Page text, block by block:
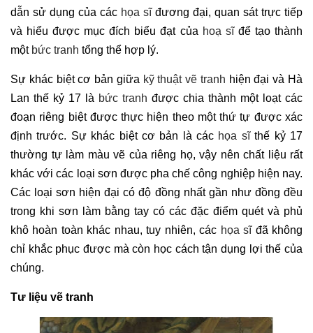
dẫn sử dụng của các họa sĩđương đại, quan sát trực tiếp
và hiểu được mục đích biểu đạt của hoạ sĩđể tạo thành
một bức tranh tổng thể hợp lý.
Sự khác biệt cơ bản giữa kỹ thuật vẽ tranh hiện đại và Hà
Lan thế kỷ 17 là bức tranh được chia thành một loạt các
đoạn riêng biệt được thực hiện theo một thứ tự được xác
định trước. Sự khác biệt cơ bản là các họa sĩthế kỷ 17
thường tự làm màu vẽ của riêng họ, vậy nên chất liệu rất
khác với các loại sơn được pha chế công nghiệp hiện nay.
Các loại sơn hiện đại có độ đồng nhất gần như đồng đều
trong khi sơn làm bằng tay có các đặc điểm quét và phủ
khô hoàn toàn khác nhau, tuy nhiên, các họa sĩđã không
chỉ khắc phục được mà còn học cách tận dụng lợi thế của
chúng.
Tư liệu vẽ tranh